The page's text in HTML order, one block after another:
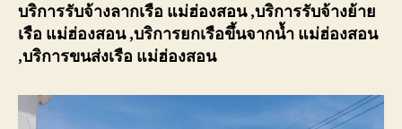
บริการรับจ้างลากเรือ แม่ฮ่องสอน,บริการรับจ้างย้าย
เรือ แม่ฮ่องสอน,บริการยกเรือขึ้นจากน้ำ แม่ฮ่องสอน
,บริการขนส่งเรือ แม่ฮ่องสอน